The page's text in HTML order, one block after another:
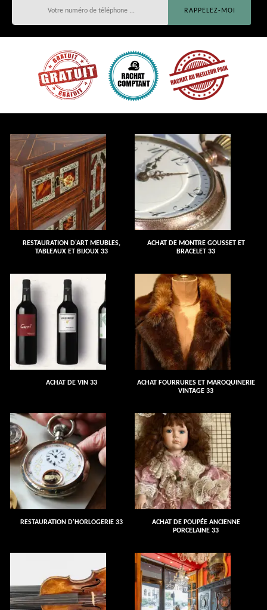
RESTAURATION D'ART MEUBLES,
TABLEAUX ET BIJOUX 33
ACHAT DE MONTRE GOUSSET ET
BRACELET 33
ACHAT DE VIN 33
ACHAT FOURRURES ET MAROQUINERIE
VINTAGE 33
RESTAURATION D'HORLOGERIE 33
ACHAT DE POUPÉE ANCIENNE
PORCELAINE 33